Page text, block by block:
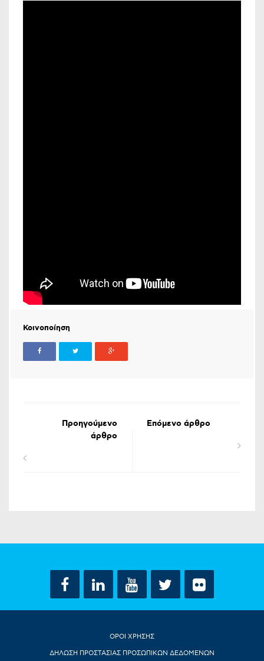
Κοινοποίηση
Προηγούμενο
άρθρο
Επόμενο άρθρο
ΟΡΟΙ ΧΡΗΣΗΣ
ΔΗΛΩΣΗ ΠΡΟΣΤΑΣΙΑΣ ΠΡΟΣΩΠΙΚΩΝ ΔΕΔΟΜΕΝΩΝ